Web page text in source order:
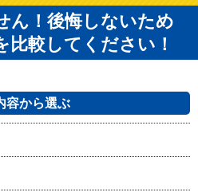
010-392
週日曜日定休、他不定休）
ん！後悔しないため
比較してください！